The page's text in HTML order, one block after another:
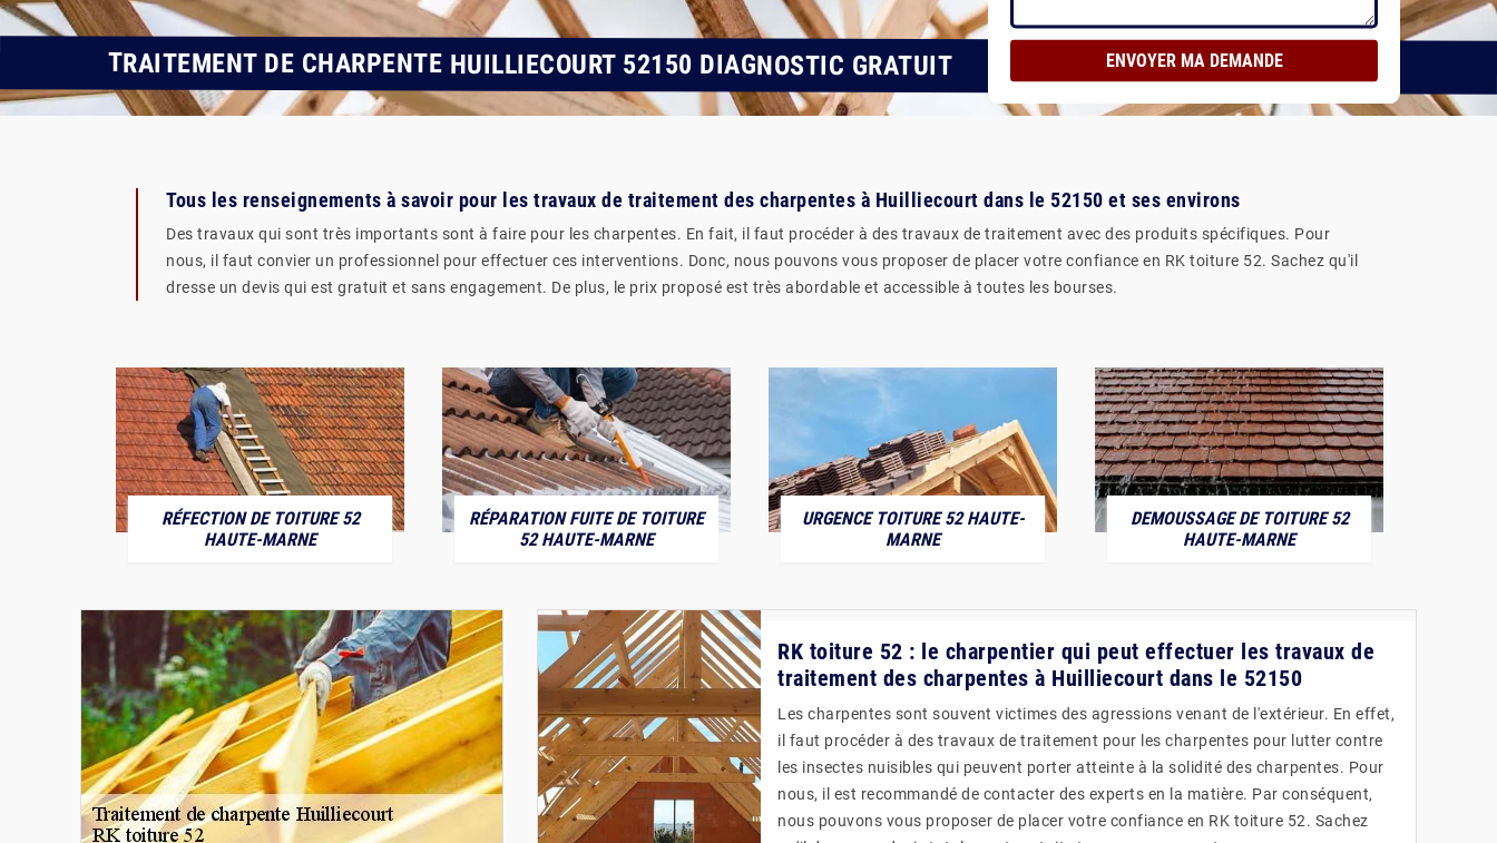
TRAITEMENT DE CHARPENTE HUILLIECOURT 52150 DIAGNOSTIC GRATUIT Voir nos réalisations
Tous les renseignements à savoir pour les travaux de traitement des charpentes à Huilliecourt dans le 52150 et ses environs
Des travaux qui sont très importants sont à faire pour les charpentes. En fait, il faut procéder à des travaux de traitement avec des produits spécifiques. Pour
nous, il faut convier un professionnel pour effectuer ces interventions. Donc, nous pouvons vous proposer de placer votre confiance en RK toiture 52. Sachez qu'il
dresse un devis qui est gratuit et sans engagement. De plus, le prix proposé est très abordable et accessible à toutes les bourses.
RÉFECTION DE TOITURE 52
HAUTE-MARNE
RÉPARATION FUITE DE TOITURE
52 HAUTE-MARNE
URGENCE TOITURE 52 HAUTE-
MARNE
DEMOUSSAGE DE TOITURE 52
HAUTE-MARNE
RK toiture 52 : le charpentier qui peut effectuer les travaux de
traitement des charpentes à Huilliecourt dans le 52150
Les charpentes sont souvent victimes des agressions venant de l'extérieur. En effet,
il faut procéder à des travaux de traitement pour les charpentes pour lutter contre
les insectes nuisibles qui peuvent porter atteinte à la solidité des charpentes. Pour
nous, il est recommandé de contacter des experts en la matière. Par conséquent,
nous pouvons vous proposer de placer votre confiance en RK toiture 52. Sachez